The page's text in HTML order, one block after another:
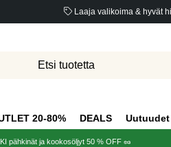
Laaja valikoima & hyvät
20-80% DEALS Uutuudet
pähkinät ja kookosöljyt 50 % OFF 🥜